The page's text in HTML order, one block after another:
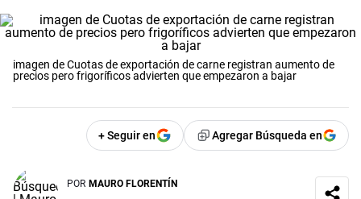
imagen de Cuotas de exportación de carne registran aumento de
precios pero frigoríficos advierten que empezaron a bajar
+ Seguir en Agregar Búsqueda en
POR MAURO FLORENTÍN